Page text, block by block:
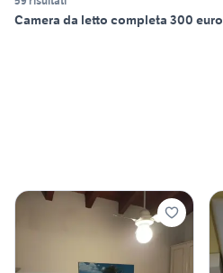
Camera da letto completa 300 euro